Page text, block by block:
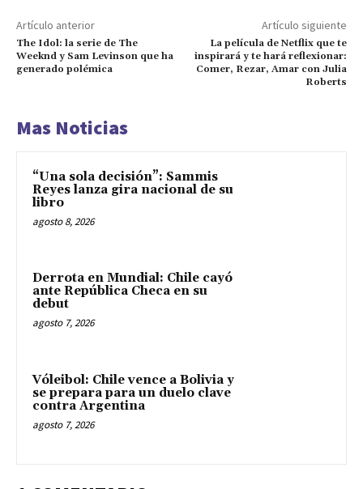
Artículo anterior
The Idol: la serie de The
Weeknd y Sam Levinson que ha
generado polémica
Artículo siguiente
La película de Netflix que te
inspirará y te hará reflexionar:
Comer, Rezar, Amar con Julia
Roberts
Mas Noticias
“Una sola decisión”: Sammis
Reyes lanza gira nacional de su
libro
agosto 8, 2026
Derrota en Mundial: Chile cayó
ante República Checa en su
debut
agosto 7, 2026
Vóleibol: Chile vence a Bolivia y
se prepara para un duelo clave
contra Argentina
agosto 7, 2026